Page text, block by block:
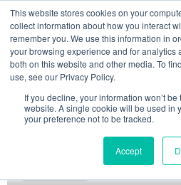
This website stores cookies on your
collect information about how you interact
remember you. We use this information in
your browsing experience and for analytics
both on this website and other media. To
use, see our Privacy Policy.
If you decline, your information won’t
website. A single cookie will be used in
your preference not to be tracked.
Accept
Vai
contenuto
08/08/2026
LinkedinFacebook
X
INIZIATIVE